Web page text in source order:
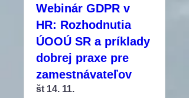
Webinár GDPR v
HR: Rozhodnutia
ÚOOÚ SR a príklady
dobrej praxe pre
zamestnávateľov
št 14. 11.